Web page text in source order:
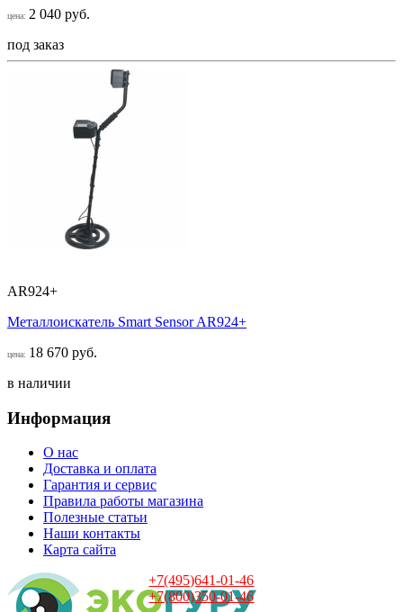
цена: 2 040 руб.
под заказ
AR924+
Металлоискатель Smart Sensor AR924+
цена: 18 670 руб.
в наличии
Информация
О нас
Доставка и оплата
Гарантия и сервис
Правила работы магазина
Полезные статьи
Наши контакты
Карта сайта
+7(495)641-01-46
+7(800)350-01-46